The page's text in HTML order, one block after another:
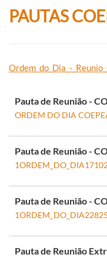
PAUTAS
Ordem_do_Dia_-
Pauta de Reunião -
ORDEM DO DIA
Pauta de Reunião -
Pauta de Reunião -
Pauta de Reunião